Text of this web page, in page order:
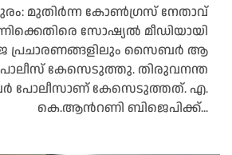
മു​തി​ർ​ന്ന കോ​ൺ​ഗ്ര​സ് നേ​താ​വ്
സോ​ഷ്യ​ൽ മീ​ഡി​യാ​യി​
പ്ര​ചാ​ര​ണ​ങ്ങ​ളി​ലും സൈ​ബ​ർ ആ​
കേ​സെ​ടു​ത്തു. തി​രു​വ​ന​ന്ത​
പോ​ലീ​സാ​ണ് കേ​സെ​ടു​ത്ത​ത്. എ.​
കെ.​ആ​ന്‍റ​ണി ബി​ജെ​പി​ക്ക്...